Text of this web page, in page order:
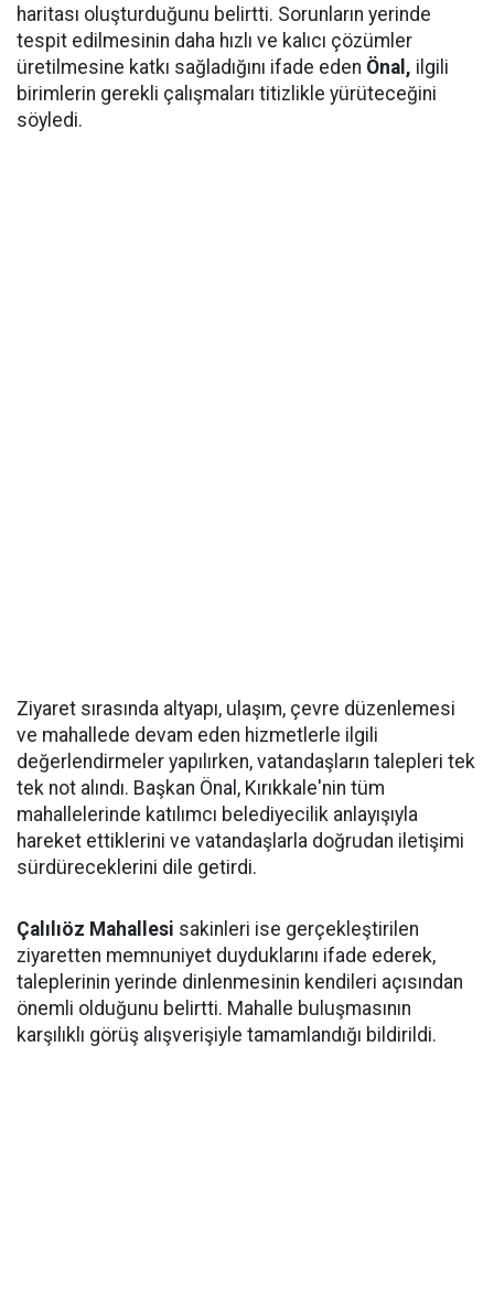
haritası oluşturduğunu belirtti. Sorunların yerinde
tespit edilmesinin daha hızlı ve kalıcı çözümler
üretilmesine katkı sağladığını ifade eden Önal, ilgili
birimlerin gerekli çalışmaları titizlikle yürüteceğini
söyledi.
Ziyaret sırasında altyapı, ulaşım, çevre düzenlemesi
ve mahallede devam eden hizmetlerle ilgili
değerlendirmeler yapılırken, vatandaşların talepleri tek
tek not alındı. Başkan Önal, Kırıkkale'nin tüm
mahallelerinde katılımcı belediyecilik anlayışıyla
hareket ettiklerini ve vatandaşlarla doğrudan iletişimi
sürdüreceklerini dile getirdi.
Çalılıöz Mahallesi sakinleri ise gerçekleştirilen
ziyaretten memnuniyet duyduklarını ifade ederek,
taleplerinin yerinde dinlenmesinin kendileri açısından
önemli olduğunu belirtti. Mahalle buluşmasının
karşılıklı görüş alışverişiyle tamamlandığı bildirildi.